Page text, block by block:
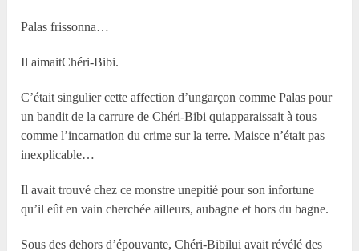
Palas frissonna…
Il aimaitChéri-Bibi.
C’était singulier cette affection d’ungarçon comme Palas pour
un bandit de la carrure de Chéri-Bibi quiapparaissait à tous
comme l’incarnation du crime sur la terre. Maisce n’était pas
inexplicable…
Il avait trouvé chez ce monstre unepitié pour son infortune
qu’il eût en vain cherchée ailleurs, aubagne et hors du bagne.
Sous des dehors d’épouvante, Chéri-Bibilui avait révélé des